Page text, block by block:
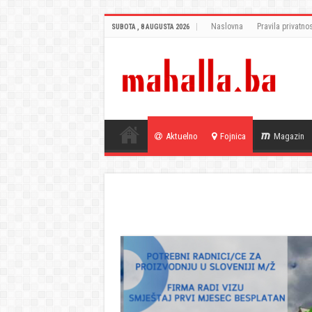
SUBOTA , 8 AUGUSTA 2026 Naslovna Pravila
Aktuelno Fojnica Magazin